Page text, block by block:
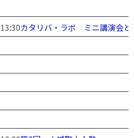
13:30カタリバ・ラボ ミニ講演会と